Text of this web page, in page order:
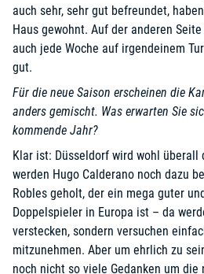
auch sehr, sehr gut befreundet,
Haus gewohnt. Auf der anderen
auch jede Woche auf irgendeinem
gut.
Für die neue Saison erscheinen die
anders gemischt. Was erwarten Sie
kommende Jahr?
Klar ist: Düsseldorf wird wohl überall
werden Hugo Calderano noch dazu
Robles geholt, der ein mega guter
Doppelspieler in Europa ist – da
verstecken, sondern versuchen
mitzunehmen. Aber um ehrlich zu
noch nicht so viele Gedanken um die